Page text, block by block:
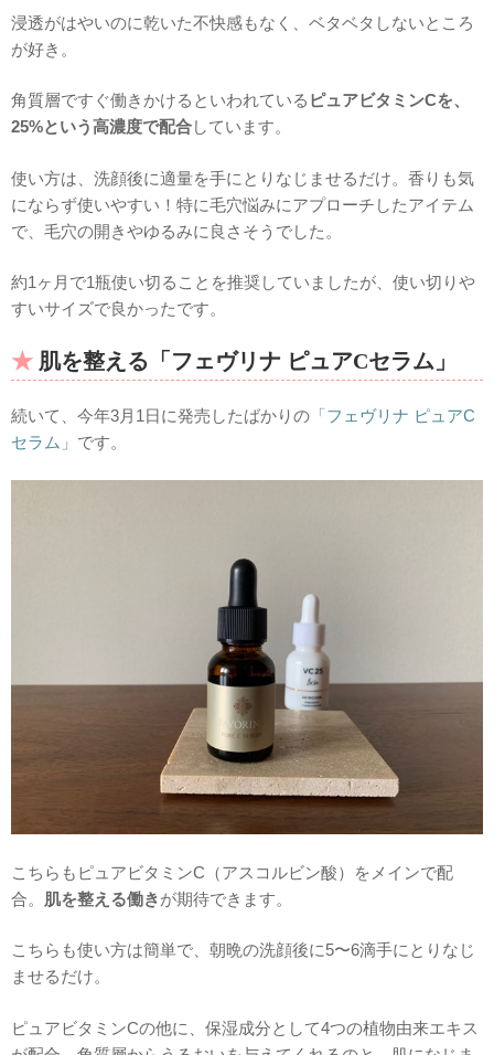
浸透がはやいのに乾いた不快感もなく、ベタベタしないところ
が好き。
角質層ですぐ働きかけるといわれている ピュアビタミンCを、
25%という高濃度で配合しています。
使い方は、洗顔後に適量を手にとりなじませるだけ。香りも気
にならず使いやすい！特に毛穴悩みにアプローチしたアイテム
で、毛穴の開きやゆるみに良さそうでした。
約1ヶ月で1瓶使い切ることを推奨していましたが、使い切りや
すいサイズで良かったです。
肌を整える「フェヴリナ ピュアCセラム」
続いて、今年3月1日に発売したばかりの 「フェヴリナ ピュアC
セラム」 です。
こちらもピュアビタミンC（アスコルビン酸）をメインで配
合。 肌を整える働きが期待できます。
こちらも使い方は簡単で、朝晩の洗顔後に5〜6滴手にとりなじ
ませるだけ。
ピュアビタミンCの他に、保湿成分として4つの植物由来エキス